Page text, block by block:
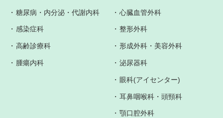
糖尿病・内分泌・代謝内科
感染症科
高齢診療科
腫瘍内科
心臓血管外科
整形外科
形成外科・美容外科
泌尿器科
眼科(アイセンター)
耳鼻咽喉科・頭頸科
顎口腔外科